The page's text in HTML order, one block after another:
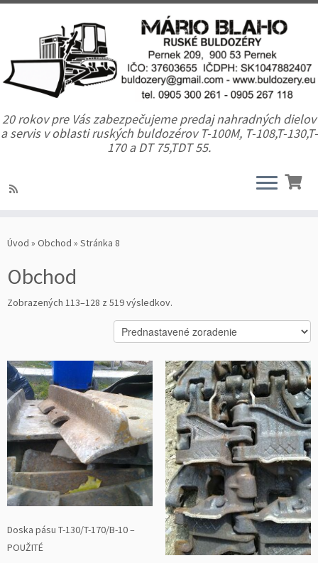
20 rokov pre Vás zabezpečujeme predaj nahradných dielov
a servis v oblasti ruských buldozérov T-100M, T-108,T-130,T-
170 a DT 75,TDT 55.
Úvod » Obchod » Stránka 8
Obchod
Zobrazených 113–128 z 519 výsledkov.
Doska pásu T-130/T-170/B-10 –
POUŽITÉ